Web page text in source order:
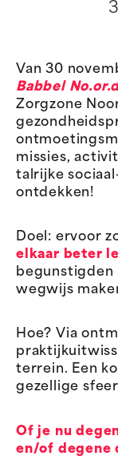
Van 30
Babbel
Zorgzone
missies,
talrijke
ontdekken!
Doel: ervoor
elkaar beter
begunstigden
wegwijs
Hoe? Via
terrein. Een
gezellige
Of je nu
en/of degene